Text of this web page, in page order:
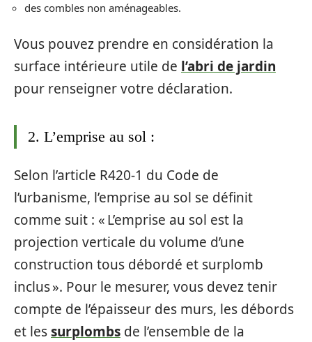
des combles non aménageables.
Vous pouvez prendre en considération la
surface intérieure utile de l’abri de jardin
pour renseigner votre déclaration.
2. L’emprise au sol :
Selon l’article R420-1 du Code de
l’urbanisme, l’emprise au sol se définit
comme suit : « L’emprise au sol est la
projection verticale du volume d’une
construction tous débordé et surplomb
inclus ». Pour le mesurer, vous devez tenir
compte de l’épaisseur des murs, les débords
et lessurplombs de l’ensemble de la